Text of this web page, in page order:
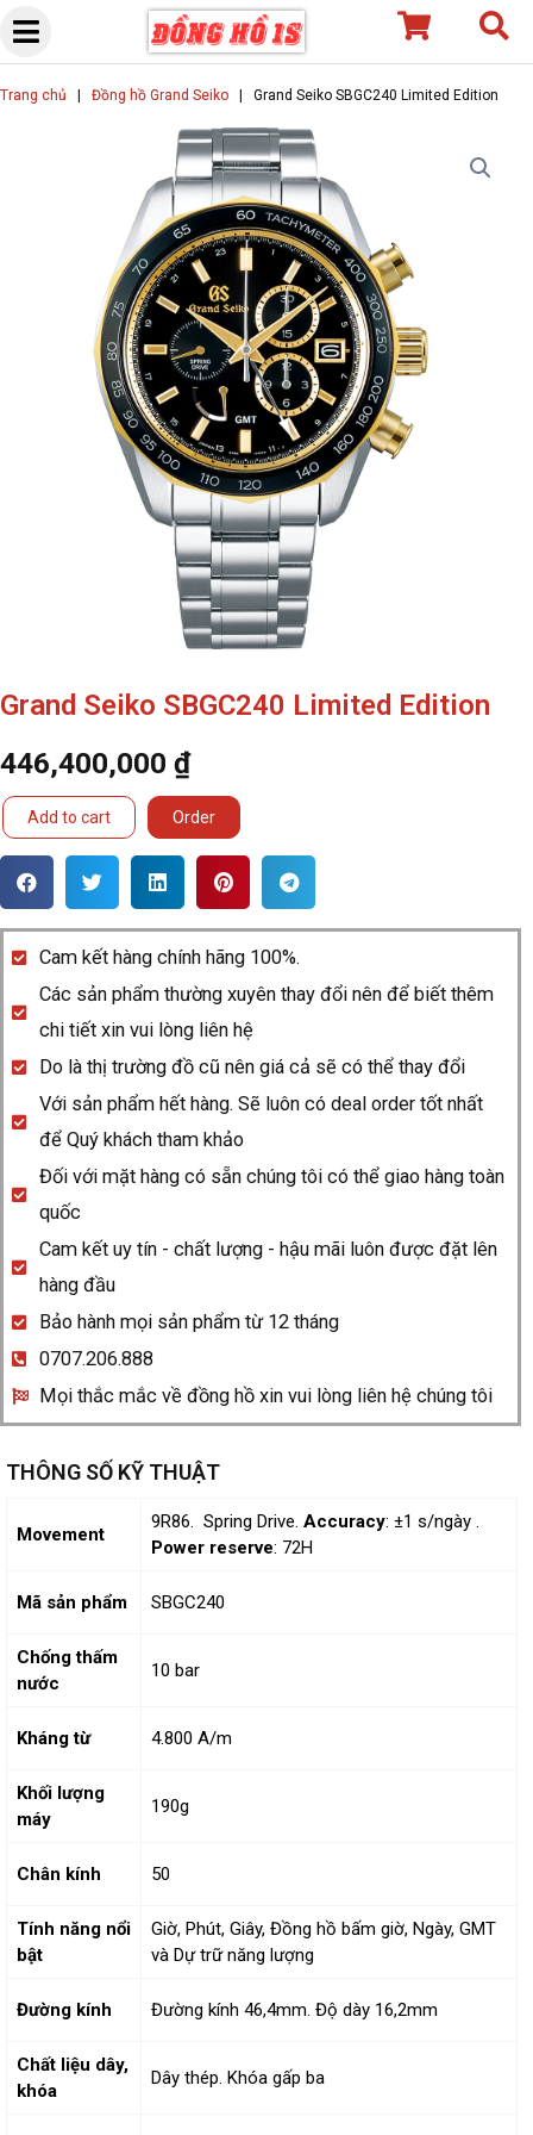
Skip
content
Trang chủ Đồng hồ Grand Seiko Grand Seiko SBGC240 Limited Edition
Grand Seiko SBGC240 Limited Edition
446,400,000 ₫
Grand
SBGC240
Edition
quantity
Add to cart Order
Cam kết hàng chính hãng 100%.
Các sản phẩm thường xuyên thay đổi nên để biết thêm
chi tiết xin vui lòng liên hệ
Do là thị trường đồ cũ nên giá cả sẽ có thể thay đổi
Với sản phẩm hết hàng. Sẽ luôn có deal order tốt nhất
để Quý khách tham khảo
Đối với mặt hàng có sẵn chúng tôi có thể giao hàng toàn
quốc
Cam kết uy tín - chất lượng - hậu mãi luôn được đặt lên
hàng đầu
Bảo hành mọi sản phẩm từ 12 tháng
0707.206.888
Mọi thắc mắc về đồng hồ xin vui lòng liên hệ chúng tôi
THÔNG SỐ KỸ THUẬT
Movement
9R86. Spring Drive. Accuracy: ±1 s/ngày .
Power reserve: 72H
Mã sản phẩm SBGC240
Chống thấm
nước
10 bar
Kháng từ 4.800 A/m
Khối lượng
máy
190g
Chân kính 50
Tính năng nổi
bật
Giờ, Phút, Giây, Đồng hồ bấm giờ, Ngày, GMT
và Dự trữ năng lượng
Đường kính Đường kính 46,4mm. Độ dày 16,2mm
Chất liệu dây,
khóa
Dây thép. Khóa gấp ba